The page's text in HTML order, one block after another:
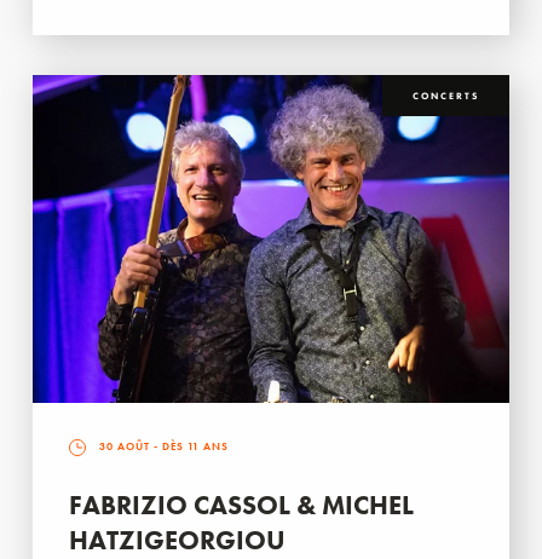
CONCERTS
30 AOÛT - DÈS 11 ANS
FABRIZIO CASSOL & MICHEL
HATZIGEORGIOU